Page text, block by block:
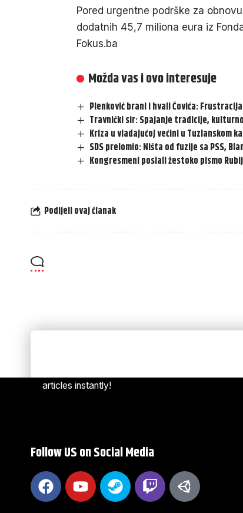
Pored urgentne podrške za
dodatnih 45,7 miliona eura iz
Fokus.ba
Možda vas i ovo interesuje
Plenković brani i hvali Čovića:
Travnički sir: Spajanje tradicije,
Kriza u vladajućoj većini u Tuzlanskom
SDS prelomio: Ništa od fuzije sa PSS,
Kongresmeni poslali žestoko pismo
Podijeli ovaj članak
articles instantly!
Follow US on Social Media